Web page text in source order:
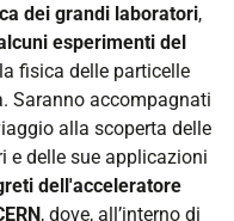
dei grandi laboratori,
esperimenti del
fisica delle particelle
Saranno accompagnati
alla scoperta delle
e delle sue applicazioni
dell'acceleratore
, dove, all’interno di